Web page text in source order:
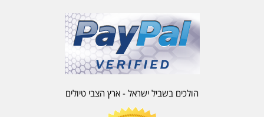
הולכים בשביל ישראל - ארץ הצבי טיולים